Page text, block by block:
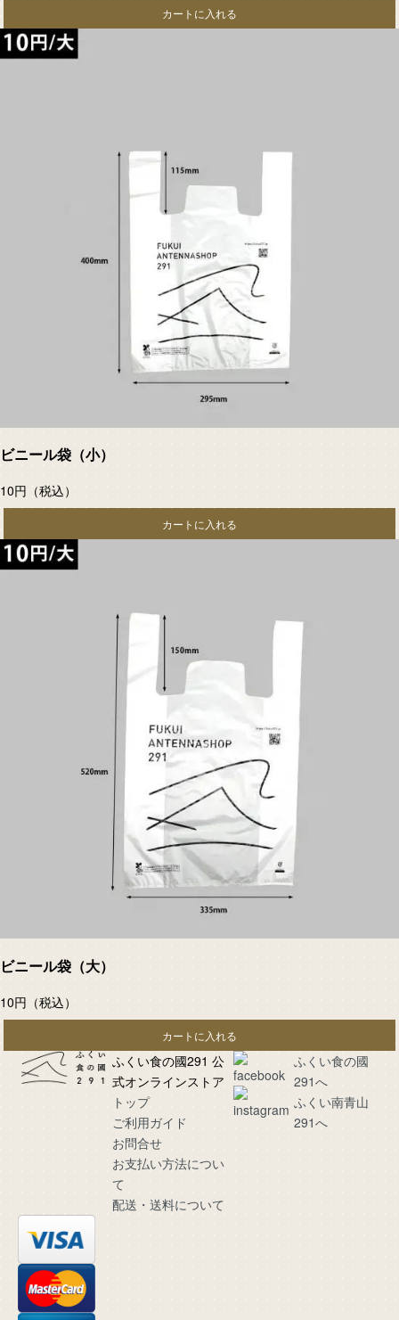
カートに入れる
ビニール袋（小）
10円 （税込）
カートに入れる
ビニール袋（大）
10円 （税込）
カートに入れる
ふくい食の國291 公
式オンラインストア
トップ
ご利用ガイド
お問合せ
お支払い方法につい
て
配送・送料について
ふくい食の國
291へ
ふくい南青山
291へ